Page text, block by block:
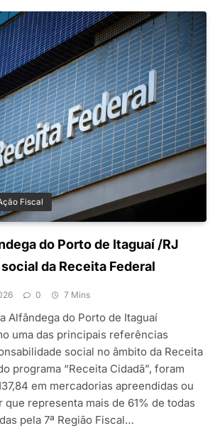
Fiscal
do Porto de Itaguaí /RJ
da Receita Federal
0 7 Mins
Alfândega do Porto de Itaguaí
uma das principais referências
social no âmbito da Receita
programa “Receita Cidadã”, foram
em mercadorias apreendidas ou
que representa mais de 61% de todas
pela 7ª Região Fiscal…